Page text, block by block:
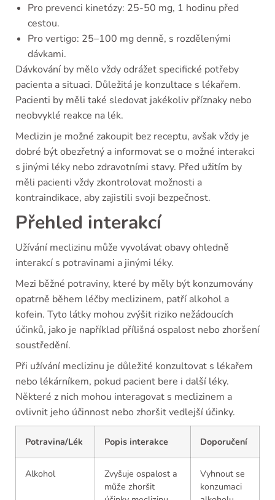
Pro prevenci kinetózy: 25-50 mg, 1 hodinu před
cestou.
Pro vertigo: 25–100 mg denně, s rozdělenými
dávkami.
Dávkování by mělo vždy odrážet specifické potřeby
pacienta a situaci. Důležitá je konzultace s lékařem.
Pacienti by měli také sledovat jakékoliv příznaky nebo
neobvyklé reakce na lék.
Meclizin je možné zakoupit bez receptu, avšak vždy je
dobré být obezřetný a informovat se o možné interakci
s jinými léky nebo zdravotními stavy. Před užitím by
měli pacienti vždy zkontrolovat možnosti a
kontraindikace, aby zajistili svoji bezpečnost.
Přehled interakcí
Užívání meclizinu může vyvolávat obavy ohledně
interakcí s potravinami a jinými léky.
Mezi běžné potraviny, které by měly být konzumovány
opatrně během léčby meclizinem, patří alkohol a
kofein. Tyto látky mohou zvýšit riziko nežádoucích
účinků, jako je například přílišná ospalost nebo zhoršení
soustředění.
Při užívání meclizinu je důležité konzultovat s lékařem
nebo lékárníkem, pokud pacient bere i další léky.
Některé z nich mohou interagovat s meclizinem a
ovlivnit jeho účinnost nebo zhoršit vedlejší účinky.
Potravina/Lék Popis interakce Doporučení
Alkohol
Zvyšuje ospalost a
může zhoršit
Vyhnout se
konzumaci